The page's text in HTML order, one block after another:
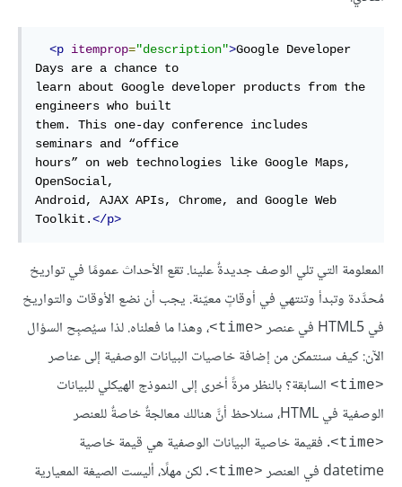
<p itemprop="description">Google Developer
Days are a chance to
learn about Google developer products from the
engineers who built
them. This one-day conference includes
seminars and
“office
hours” on web technologies like Google Maps
OpenSocial,
Android, AJAX APIs, Chrome, and
Google Web
Toolkit.</p>
المعلومة التي تلي الوصف جديدةٌ علينا. تقع الأحداث عمومًا في تواريخ
مُحدَّدة وتبدأ وتنتهي في أوقاتٍ معيّنة. يجب أن نضع الأوقات والتواريخ
في HTML5 في عنصر
<time>
، وهذا ما فعلناه. لذا سيُصبِح السؤال
الآن: كيف سنتمكن من إضافة خاصيات البيانات الوصفية إلى عناصر
<time>
السابقة؟ بالنظر مرةً أخرى إلى النموذج الهيكلي للبيانات
الوصفية في HTML، سنلاحظ أنَّ هنالك معالجةٌ خاصةٌ للعنصر
<time>
. فقيمة خاصية البيانات الوصفية هي قيمة خاصية
datetime في العنصر
<time>
. لكن مهلًا، أليست الصيغة المعيارية